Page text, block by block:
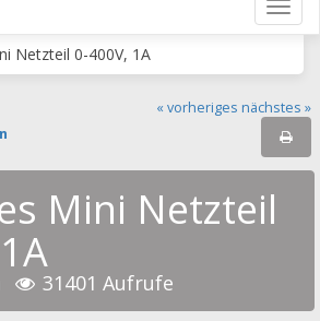
Netzteil 0-400V, 1A
« vorheriges nächstes »
Mini Netzteil
31401 Aufrufe